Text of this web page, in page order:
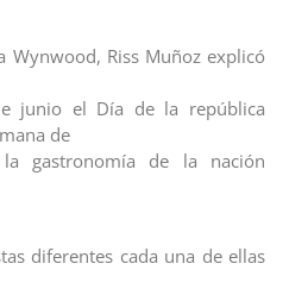
Wynwood, Riss Muñoz explicó
junio el Día de la república
de
gastronomía de la nación
diferentes cada una de ellas